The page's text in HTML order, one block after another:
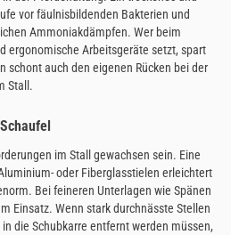
vor fäulnisbildenden Bakterien und
Ammoniakdämpfen. Wer beim
ergonomische Arbeitsgeräte setzt, spart
schont auch den eigenen Rücken bei der
Stall.
im Stall gewachsen sein. Eine
oder Fiberglasstielen erleichtert
Bei feineren Unterlagen wie Spänen
Einsatz. Wenn stark durchnässte Stellen
die Schubkarre entfernt werden müssen,